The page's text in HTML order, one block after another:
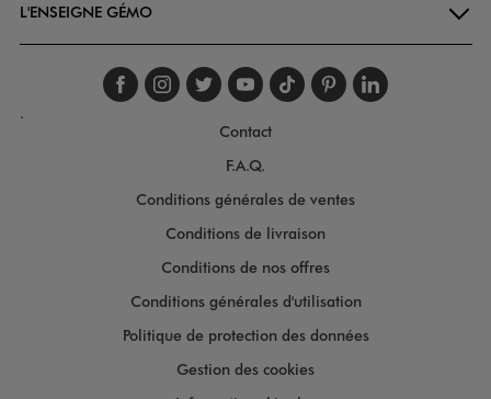
L'ENSEIGNE GÉMO
Suivez-nous sur
Suivez-nous sur
Suivez-nous sur
Suivez-nous
Suivez-nous
Suivez-
.
Contact
F.A.Q.
Conditions générales de ventes
Conditions de livraison
Conditions de nos offres
Conditions générales d'utilisation
Politique de protection des données
Gestion des cookies